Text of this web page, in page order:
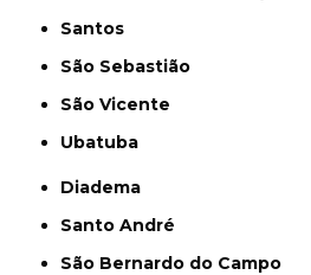
Santos
São Sebastião
São Vicente
Ubatuba
Diadema
Santo André
São Bernardo do Campo